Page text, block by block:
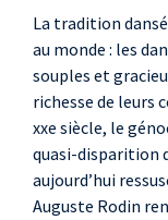
La tradition
au monde : les
souples et
richesse de leurs
xxe siècle, le
quasi-disparition
aujourd’hui
Auguste Rodin